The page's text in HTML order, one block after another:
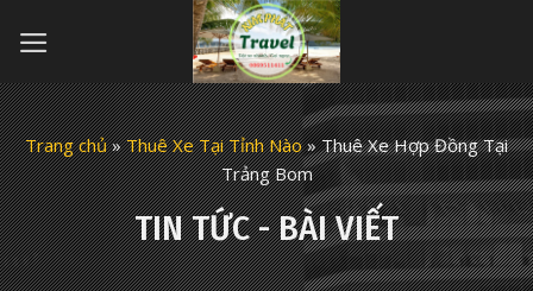
Trang chủ»Thuê Xe Tại Tỉnh Nào»Thuê Xe Hợp Đồng Tại
Trảng Bom
TIN TỨC - BÀI VIẾT